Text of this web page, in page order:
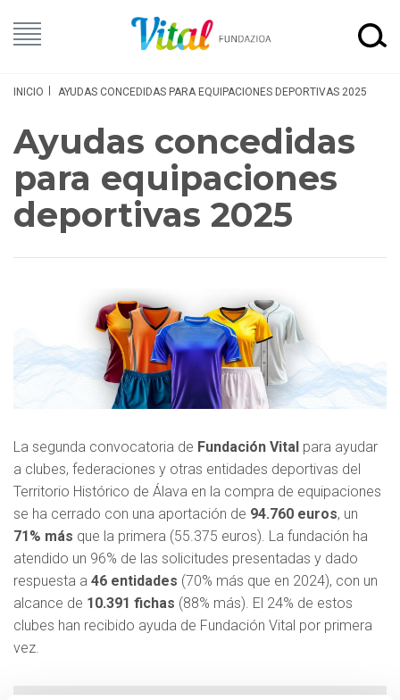
INICIO AYUDAS CONCEDIDAS PARA EQUIPACIONES DEPORTIVAS 2025
Ayudas concedidas
para equipaciones
deportivas 2025
La segunda convocatoria de Fundación Vital para ayudar
a clubes, federaciones y otras entidades deportivas del
Territorio Histórico de Álava en la compra de equipaciones
se ha cerrado con una aportación de 94.760 euros, un
71% más que la primera (55.375 euros). La fundación ha
atendido un 96% de las solicitudes presentadas y dado
respuesta a 46 entidades (70% más que en 2024), con un
alcance de 10.391 fichas (88% más). El 24% de estos
clubes han recibido ayuda de Fundación Vital por primera
vez.